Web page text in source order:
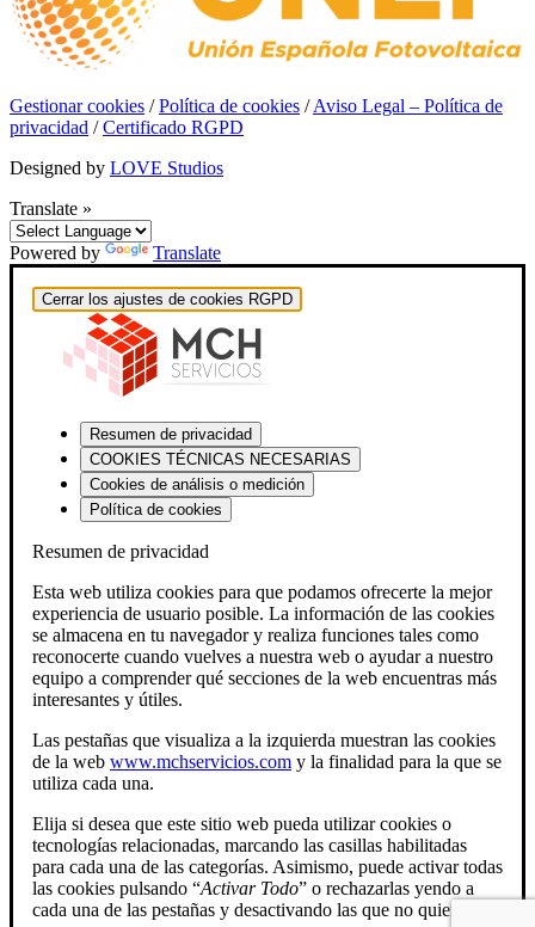
Gestionar cookies /Política de cookies /Aviso Legal – Política de
privacidad /Certificado RGPD
Designed by LOVE Studios
Translate »
Powered by Translate
Cerrar los ajustes de cookies RGPD
Resumen de privacidad
COOKIES TÉCNICAS NECESARIAS
Cookies de análisis o medición
Política de cookies
Resumen de privacidad
Esta web utiliza cookies para que podamos ofrecerte la mejor
experiencia de usuario posible. La información de las cookies
se almacena en tu navegador y realiza funciones tales como
reconocerte cuando vuelves a nuestra web o ayudar a nuestro
equipo a comprender qué secciones de la web encuentras más
interesantes y útiles.
Las pestañas que visualiza a la izquierda muestran las cookies
de la web www.mchservicios.com y la finalidad para la que se
utiliza cada una.
Elija si desea que este sitio web pueda utilizar cookies o
tecnologías relacionadas, marcando las casillas habilitadas
para cada una de las categorías. Asimismo, puede activar todas
las cookies pulsando “Activar Todo” o rechazarlas yendo a
cada una de las pestañas y desactivando las que no quiera.